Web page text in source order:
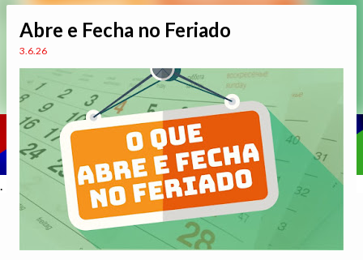
.
Abre e Fecha no Feriado
3.6.26